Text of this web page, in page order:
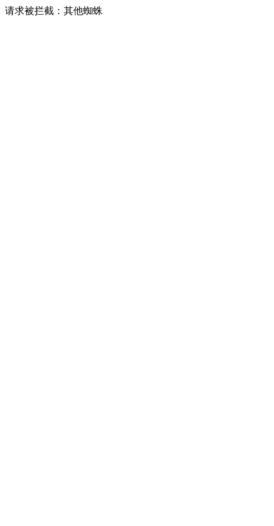
请求被拦截：其他蜘蛛